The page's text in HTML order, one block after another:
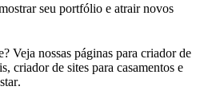
seu portfólio e atrair novos
Veja nossas páginas para criador de
, criador de sites para casamentos e
.